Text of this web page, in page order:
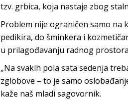
tzv. grbica, koja nastaje zbog
Problem nije ograničen samo na
pedikira, do šminkera i
u prilagođavanju radnog
„Na svakih pola sata sedenja
zglobove – to je samo
kaže naš mladi sagovornik.